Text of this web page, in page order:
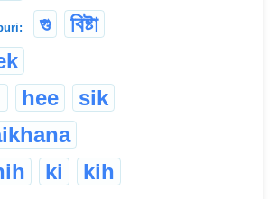
গু বিষ্টা
hee sik
ki kih